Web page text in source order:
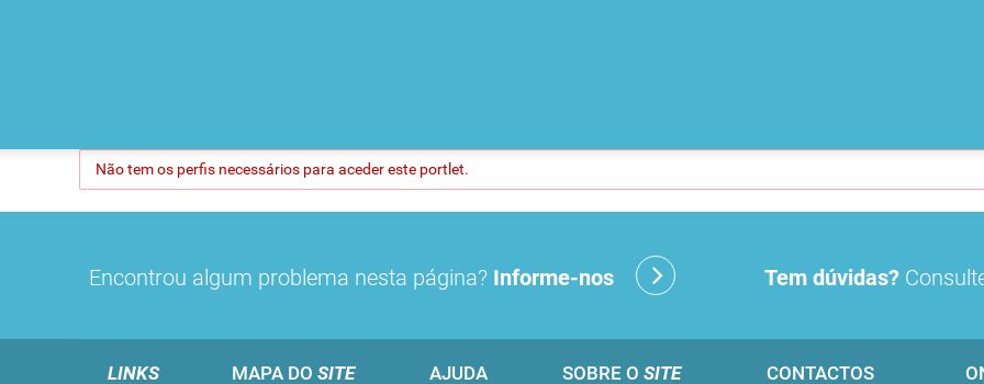
Não tem os perfis necessários para aceder este portlet.
Encontrou algum problema nesta página? Informe-nos Tem dúvidas?
LINKS MAPA DO SITE AJUDA SOBRE O SITE CONTACTOS